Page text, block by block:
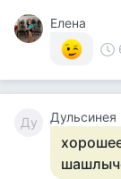
Елена
Ду Дульсинея